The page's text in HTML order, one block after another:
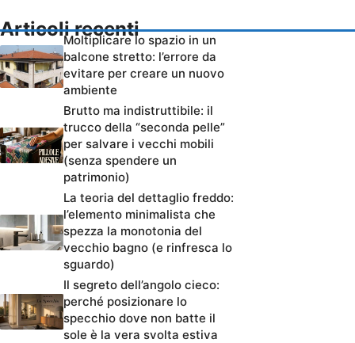
Articoli recenti
Moltiplicare lo spazio in un
balcone stretto: l’errore da
evitare per creare un nuovo
ambiente
Brutto ma indistruttibile: il
trucco della “seconda pelle”
per salvare i vecchi mobili
(senza spendere un
patrimonio)
La teoria del dettaglio freddo:
l’elemento minimalista che
spezza la monotonia del
vecchio bagno (e rinfresca lo
sguardo)
Il segreto dell’angolo cieco:
perché posizionare lo
specchio dove non batte il
sole è la vera svolta estiva